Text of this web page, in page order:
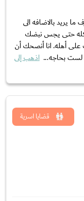
ما يريد بالاضافه الى
حتى يجس نبضك
أهله. انا أنصحك أن
لست بحاجه... اذهب إلى
قضايا اسرية